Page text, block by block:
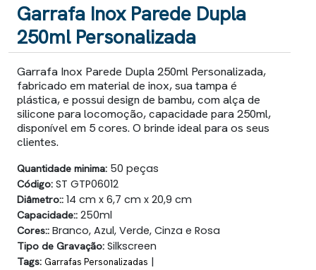
Garrafa Inox Parede Dupla
250ml Personalizada
Garrafa Inox Parede Dupla 250ml Personalizada,
fabricado em material de inox, sua tampa é
plástica, e possui design de bambu, com alça de
silicone para locomoção, capacidade para 250ml,
disponível em 5 cores. O brinde ideal para os seus
clientes.
Quantidade minima: 50 peças
Código: ST GTP06012
Diâmetro:: 14 cm x 6,7 cm x 20,9 cm
Capacidade:: 250ml
Cores:: Branco, Azul, Verde, Cinza e Rosa
Tipo de Gravação: Silkscreen
Tags: Garrafas Personalizadas |